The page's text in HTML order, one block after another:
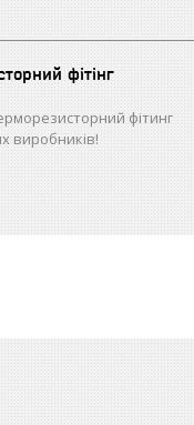
фітінг
фітинг
виробників!